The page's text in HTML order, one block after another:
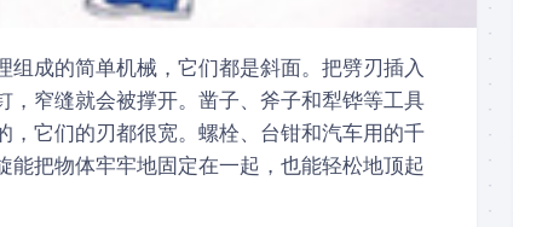
组成的简单机械，它们都是斜面。把劈刃插入
，窄缝就会被撑开。凿子、斧子和犁铧等工具
，它们的刃都很宽。螺栓、台钳和汽车用的千
能把物体牢牢地固定在一起，也能轻松地顶起